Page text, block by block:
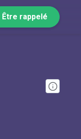
Être rappelé